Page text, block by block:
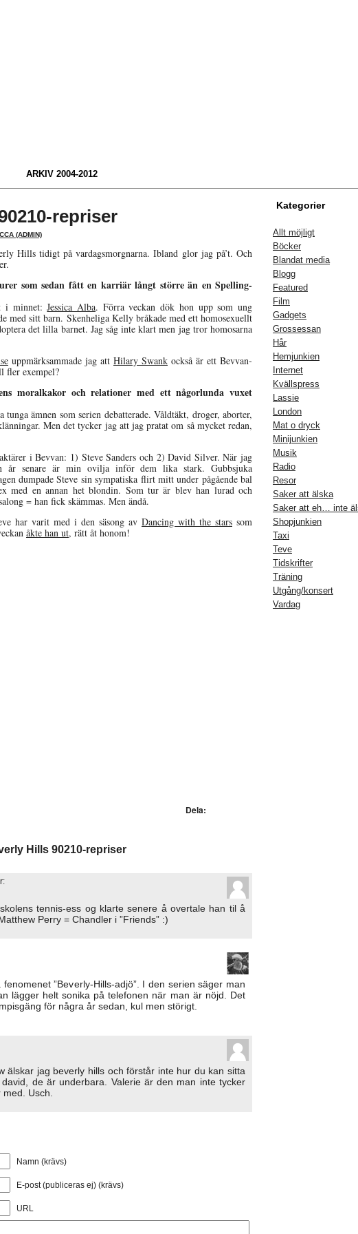
ARKIV 2004-2012
repriser
(ADMIN)
Hills tidigt på vardagsmorgnarna. Ibland glor jag på’t. Och
som sedan fått en karriär långt större än en Spelling-
i minnet:Jessica Alba. Förra veckan dök hon upp som ung
med sitt barn. Skenheliga Kelly bråkade med ett homosexuellt
det lilla barnet. Jag såg inte klart men jag tror homosarna
uppmärksammade jag att Hilary Swank också är ett Bevvan-
fler exempel?
moralkakor och relationer med ett någorlunda vuxet
ämnen som serien debatterade. Våldtäkt, droger, aborter,
Men det tycker jag att jag pratat om så mycket redan,
i Bevvan: 1) Steve Sanders och 2) David Silver. När jag
år senare är min ovilja inför dem lika stark. Gubbsjuka
dumpade Steve sin sympatiska flirt mitt under pågående bal
med en annan het blondin. Som tur är blev han lurad och
= han fick skämmas. Men ändå.
har varit med i den säsong av Dancing with the stars som
åkte han ut, rätt åt honom!
Dela:
Hills 90210-repriser
tennis-ess og klarte senere å overtale han til å
Perry = Chandler i ”Friends” :)
”Beverly-Hills-adjö”. I den serien säger man
lägger helt sonika på telefonen när man är nöjd. Det
för några år sedan, kul men störigt.
älskar jag beverly hills och förstår inte hur du kan sitta
de är underbara. Valerie är den man inte tycker
Usch.
Namn (krävs)
E-post (publiceras ej) (krävs)
URL
Kategorier
Allt möjligt
Böcker
Blandat media
Blogg
Featured
Film
Gadgets
Grossessan
Hår
Hemjunkien
Internet
Kvällspress
Lassie
London
Mat o dryck
Minijunkien
Musik
Radio
Resor
Saker att älska
Saker att eh… inte
Shopjunkien
Taxi
Teve
Tidskrifter
Träning
Utgång/konsert
Vardag